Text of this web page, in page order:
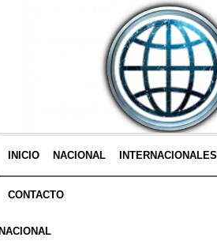
INICIO NACIONAL INTERNACIONALES
CONTACTO
NACIONAL